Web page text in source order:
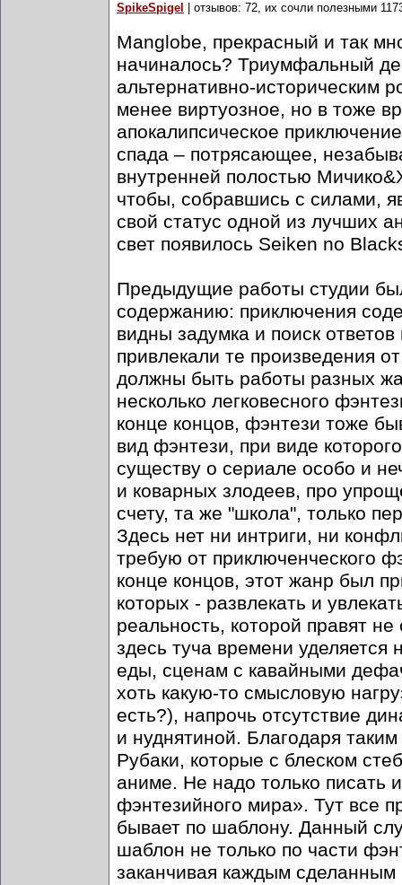
SpikeSpigel | отзывов: 72, их сочли полезными
Manglobe, прекрасный и так
начиналось? Триумфальный
альтернативно-историческим
менее виртуозное, но в тоже
апокалипсическое
спада – потрясающее,
внутренней полостью
чтобы, собравшись с силами,
свой статус одной из лучших
свет появилось Seiken no
Предыдущие работы студии
содержанию: приключения
видны задумка и поиск
привлекали те произведения
должны быть работы разных
несколько легковесного
конце концов, фэнтези тоже
вид фэнтези, при виде
существу о сериале особо и
и коварных злодеев, про
счету, та же "школа", только
Здесь нет ни интриги, ни
требую от приключенческого
конце концов, этот жанр был
которых - развлекать и
реальность, которой правят
здесь туча времени
еды, сценам с кавайными
хоть какую-то смысловую
есть?), напрочь отсутствие
и нуднятиной. Благодаря
Рубаки, которые с блеском
аниме. Не надо только писать
фэнтезийного мира». Тут все
бывает по шаблону. Данный
шаблон не только по части
заканчивая каждым